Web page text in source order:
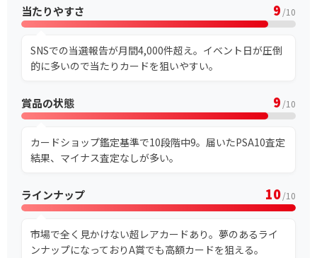
当たりやすさ 9 /10
SNSでの当選報告が月間4,000件超え。イベント日が圧倒
的に多いので当たりカードを狙いやすい。
賞品の状態 9 /10
カードショップ鑑定基準で10段階中9。届いたPSA10査定
結果、マイナス査定なしが多い。
ラインナップ 10/10
市場で全く見かけない超レアカードあり。夢のあるライ
ンナップになっておりA賞でも高額カードを狙える。